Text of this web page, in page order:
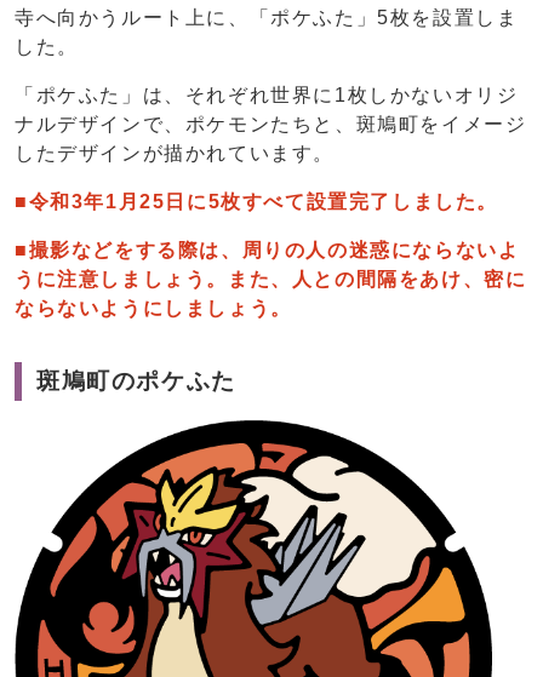
寺へ向かうルート上に、「ポケふた」5枚を設置しま
した。
「ポケふた」は、それぞれ世界に1枚しかないオリジ
ナルデザインで、ポケモンたちと、斑鳩町をイメージ
したデザインが描かれています。
■令和3年1月25日に5枚すべて設置完了しました。
■撮影などをする際は、周りの人の迷惑にならないよ
うに注意しましょう。また、人との間隔をあけ、密に
ならないようにしましょう。
斑鳩町のポケふた